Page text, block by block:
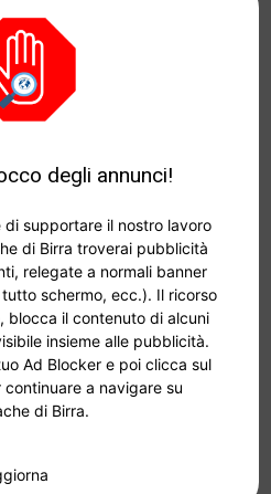
degli annunci!
supportare il nostro lavoro
di Birra troverai pubblicità
relegate a normali banner
schermo, ecc.). Il ricorso
blocca il contenuto di alcuni
insieme alle pubblicità.
Ad Blocker e poi clicca sul
a navigare su
di Birra.